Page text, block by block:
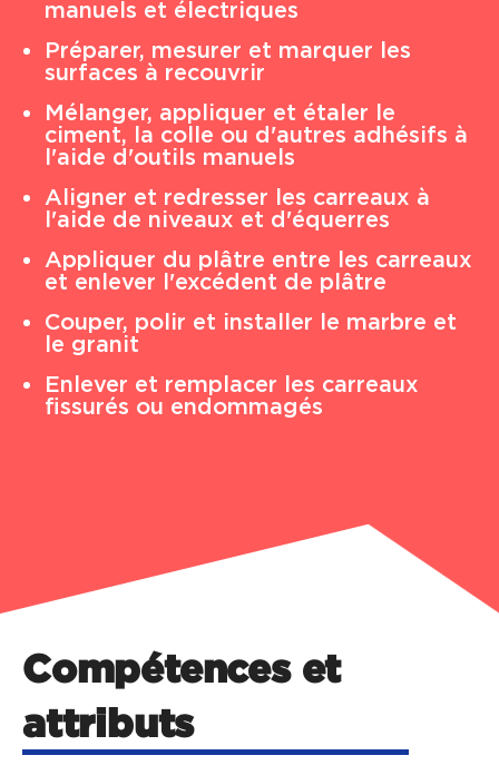
manuels et électriques
Préparer, mesurer et marquer les
surfaces à recouvrir
Mélanger, appliquer et étaler le
ciment, la colle ou d'autres adhésifs à
l'aide d'outils manuels
Aligner et redresser les carreaux à
l'aide de niveaux et d'équerres
Appliquer du plâtre entre les carreaux
et enlever l'excédent de plâtre
Couper, polir et installer le marbre et
le granit
Enlever et remplacer les carreaux
fissurés ou endommagés
Compétences et
attributs